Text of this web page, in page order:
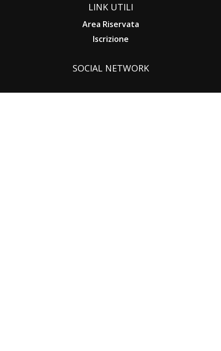
LINK UTILI
Area Riservata
Iscrizione
SOCIAL NETWORK